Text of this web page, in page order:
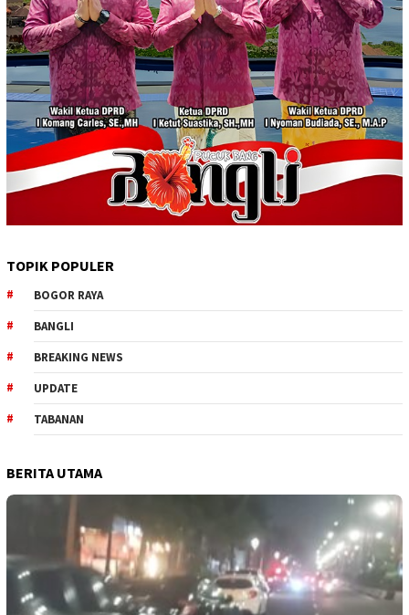
TOPIK POPULER
BOGOR RAYA
BANGLI
BREAKING NEWS
UPDATE
TABANAN
BERITA UTAMA